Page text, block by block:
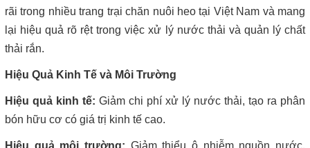
rãi trong nhiều trang trại chăn nuôi heo tại Việt Nam và mang
lại hiệu quả rõ rệt trong việc xử lý nước thải và quản lý chất
thải rắn.
Hiệu Quả Kinh Tế và Môi Trường
Hiệu quả kinh tế: Giảm chi phí xử lý nước thải, tạo ra phân
bón hữu cơ có giá trị kinh tế cao.
Hiệu quả môi trường: Giảm thiểu ô nhiễm nguồn nước,